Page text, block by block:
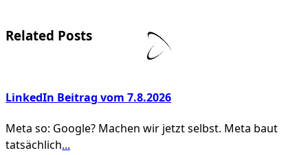
screen-
Related Posts
LinkedIn Beitrag vom 7.8.2026
Meta so: Google? Machen wir jetzt selbst. Meta baut
tatsächlich...